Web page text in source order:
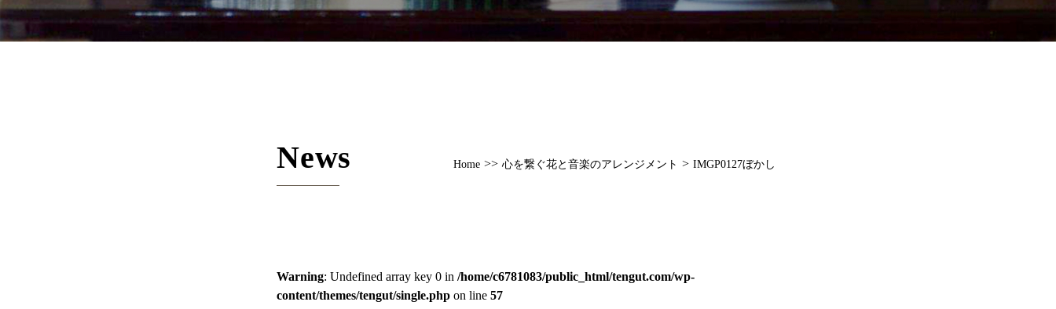
News Home >> 心を繋ぐ花と音楽のアレンジメント > IMGP0127ぼかし
Warning: Undefined array key 0 in /home/c6781083/public_html/tengut.com/wp-
content/themes/tengut/single.php on line 57